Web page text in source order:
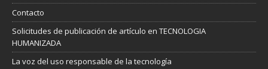
Contacto
Solicitudes de publicación de artículo en TECNOLOGIA
HUMANIZADA
La voz del uso responsable de la tecnología